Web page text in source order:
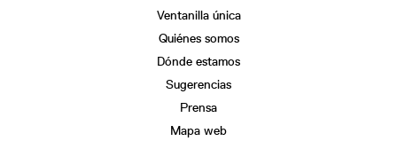
Ventanilla única
Quiénes somos
Dónde estamos
Sugerencias
Prensa
Mapa web